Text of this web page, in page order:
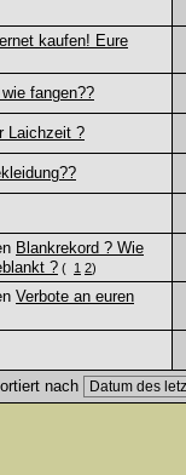
kaufen! Eure
fangen??
Laichzeit ?
Blankrekord ? Wie
? ( 1 2)
Verbote an euren
nach